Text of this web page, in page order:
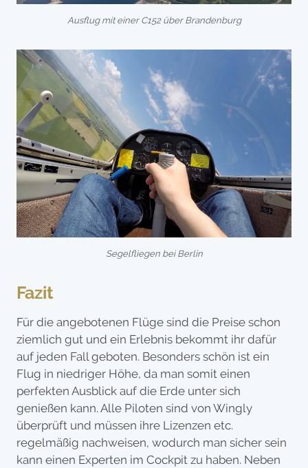
Ausflug mit einer C152 über Brandenburg
Segelfliegen bei Berlin
Fazit
Für die angebotenen Flüge sind die Preise schon
ziemlich gut und ein Erlebnis bekommt ihr dafür
auf jeden Fall geboten. Besonders schön ist ein
Flug in niedriger Höhe, da man somit einen
perfekten Ausblick auf die Erde unter sich
genießen kann. Alle Piloten sind von Wingly
überprüft und müssen ihre Lizenzen etc.
regelmäßig nachweisen, wodurch man sicher sein
kann einen Experten im Cockpit zu haben. Neben